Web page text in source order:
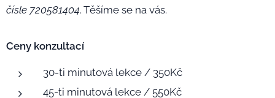
čísle 720581404. Těšíme se na vás.
Ceny konzultací
30-ti minutová lekce / 350Kč
45-ti minutová lekce / 550Kč